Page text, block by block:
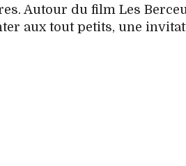
Autour du film Les
aux tout petits, une